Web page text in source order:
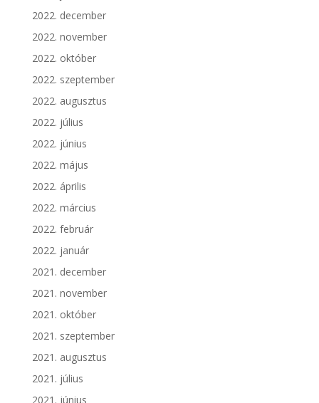
2022. december
2022. november
2022. október
2022. szeptember
2022. augusztus
2022. július
2022. június
2022. május
2022. április
2022. március
2022. február
2022. január
2021. december
2021. november
2021. október
2021. szeptember
2021. augusztus
2021. július
2021. június